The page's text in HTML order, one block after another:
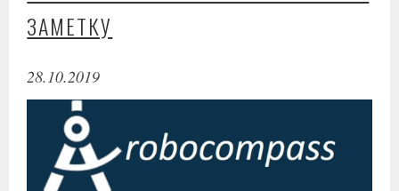
ЗАМЕТКУ
28.10.2019